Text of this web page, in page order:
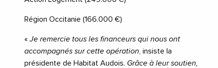
Région Occitanie (166.000 €)
«Je remercie tous les financeurs qui nous ont
accompagnés sur cette opération , insiste la
présidente de Habitat Audois. Grâce à leur soutien,